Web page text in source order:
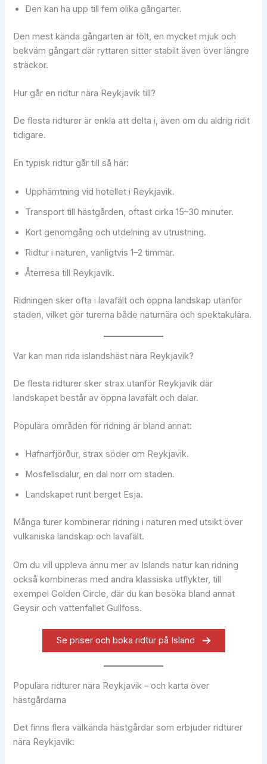
Den kan ha upp till fem olika gångarter.
Den mest kända gångarten är tölt, en mycket mjuk och
bekväm gångart där ryttaren sitter stabilt även över längre
sträckor.
Hur går en ridtur nära Reykjavik till?
De flesta ridturer är enkla att delta i, även om du aldrig ridit
tidigare.
En typisk ridtur går till så här:
Upphämtning vid hotellet i Reykjavik.
Transport till hästgården, oftast cirka 15–30 minuter.
Kort genomgång och utdelning av utrustning.
Ridtur i naturen, vanligtvis 1–2 timmar.
Återresa till Reykjavik.
Ridningen sker ofta i lavafält och öppna landskap utanför
staden, vilket gör turerna både naturnära och spektakulära.
Var kan man rida islandshäst nära Reykjavik?
De flesta ridturer sker strax utanför Reykjavik där
landskapet består av öppna lavafält och dalar.
Populära områden för ridning är bland annat:
Hafnarfjörður, strax söder om Reykjavik.
Mosfellsdalur, en dal norr om staden.
Landskapet runt berget Esja.
Många turer kombinerar ridning i naturen med utsikt över
vulkaniska landskap och lavafält.
Om du vill uppleva ännu mer av Islands natur kan ridning
också kombineras med andra klassiska utflykter, till
exempel Golden Circle, där du kan besöka bland annat
Geysir och vattenfallet Gullfoss.
Se priser och boka ridtur på Island
Populära ridturer nära Reykjavik – och karta över
hästgårdarna
Det finns flera välkända hästgårdar som erbjuder ridturer
nära Reykjavik: